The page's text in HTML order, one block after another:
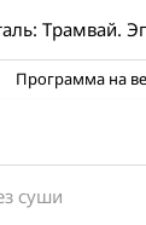
Трамвай.
Программа на
суши